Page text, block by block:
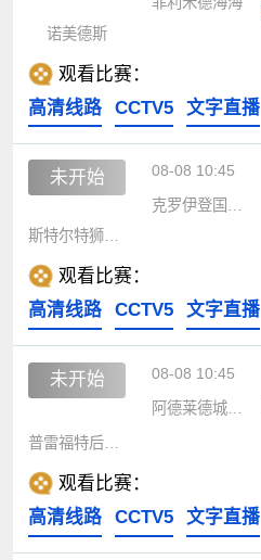
诺美德斯
观看比赛：
高清线路
CCTV5 文字直播
未开始 08-08 10:45
斯特尔特狮后备队
观看比赛：
高清线路
CCTV5 文字直播
未开始 08-08 10:45
阿德莱德城后备队
普雷福特后备队
观看比赛：
高清线路
CCTV5 文字直播